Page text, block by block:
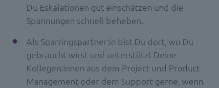
Du Eskalationen gut einschätzen und die
Spannungen schnell beheben.
Als Sparringspartner:in bist Du dort, wo Du
gebraucht wirst und unterstützt Deine
Kollegen:innen aus dem Project und Product
Management oder dem Support gerne, wenn